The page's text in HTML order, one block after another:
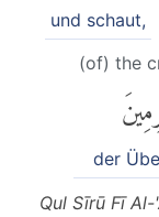
und schaut,
(of) the
der
Qul Sīrū Fī